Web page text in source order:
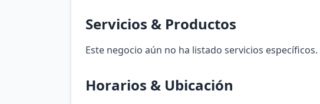
Servicios & Productos
Este negocio aún no ha listado servicios específicos.
Horarios & Ubicación